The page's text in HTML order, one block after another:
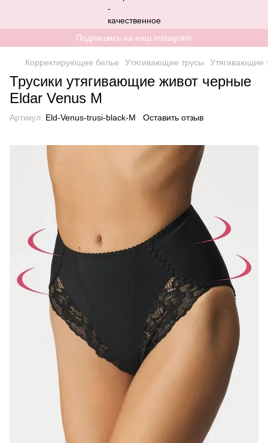
Подпишись на наш Instagram
Корректирующее белье Утягивающие трусы Утягивающие
Трусики утягивающие живот черные
Eldar Venus M
Артикул: Eld-Venus-trusi-black-M Оставить отзыв